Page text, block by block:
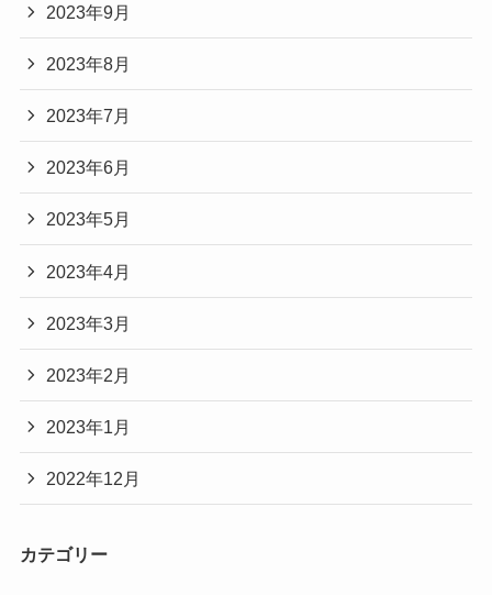
2023年9月
2023年8月
2023年7月
2023年6月
2023年5月
2023年4月
2023年3月
2023年2月
2023年1月
2022年12月
カテゴリー